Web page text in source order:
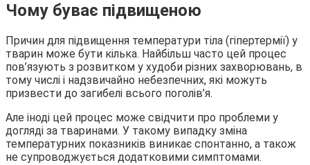
Чому буває підвищеною
Причин для підвищення температури тіла (гіпертермії) у
тварин може бути кілька. Найбільш часто цей процес
пов’язують з розвитком у худоби різних захворювань, в
тому числі і надзвичайно небезпечних, які можуть
призвести до загибелі всього поголів’я.
Але іноді цей процес може свідчити про проблеми у
догляді за тваринами. У такому випадку зміна
температурних показників виникає спонтанно, а також
не супроводжується додатковими симптомами.